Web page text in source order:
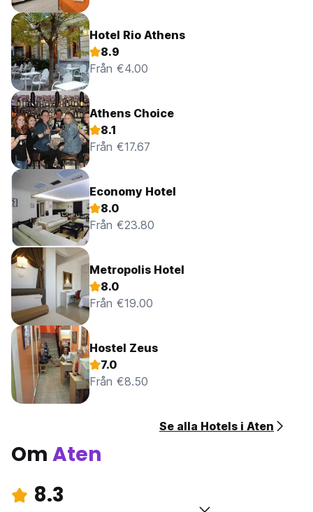
Hotel Rio Athens
8.9
Från €4.00
Athens Choice
8.1
Från €17.67
Economy Hotel
8.0
Från €23.80
Metropolis Hotel
8.0
Från €19.00
Hostel Zeus
7.0
Från €8.50
Se alla Hotels i Aten
OmAten
8.3